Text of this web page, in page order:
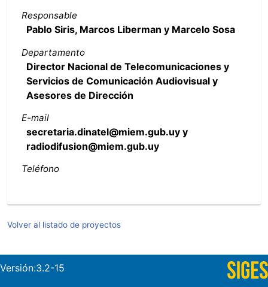
Responsable
Pablo Siris, Marcos Liberman y Marcelo Sosa
Departamento
Director Nacional de Telecomunicaciones y
Servicios de Comunicación Audiovisual y
Asesores de Dirección
E-mail
secretaria.dinatel@miem.gub.uy y
radiodifusion@miem.gub.uy
Teléfono
Volver al listado de proyectos
Versión:3.2-15